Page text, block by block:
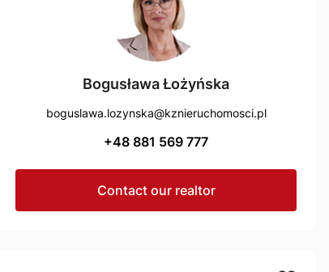
Bogusława Łożyńska
boguslawa.lozynska@kznieruchomosci.pl
+48 881 569 777
Contact our realtor